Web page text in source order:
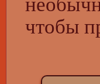
чтобы